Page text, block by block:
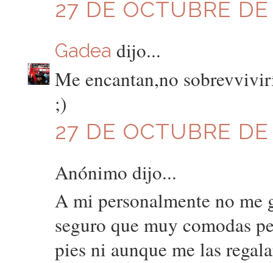
27 DE OCTUBRE
Gadea dijo...
Me encantan,no
;)
27 DE OCTUBRE
Anónimo dijo...
A mi personalmente no me
seguro que muy comodas
pies ni aunque me las